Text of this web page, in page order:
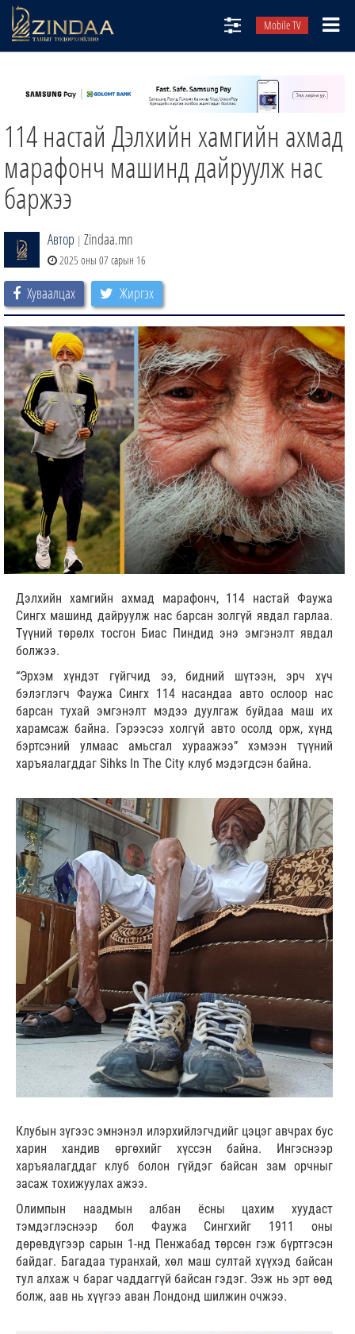
Mobile TV
ТВ8
ӨГЛӨӨНИЙ СОНИН
АУДИО ЗОХИОЛ
ЗИНДАА СЭТГҮҮЛ
114 настай Дэлхийн хамгийн ахмад
марафонч машинд дайруулж нас
баржээ
Автор | Zindaa.mn
2025 оны 07 сарын 16
Хуваалцах Жиргэх
Дэлхийн хамгийн ахмад марафонч, 114 настай Фаужа
Сингх машинд дайруулж нас барсан золгүй явдал гарлаа.
Түүний төрөлх тосгон Биас Пиндид энэ эмгэнэлт явдал
болжээ.
“Эрхэм хүндэт гүйгчид ээ, бидний шүтээн, эрч хүч
бэлэглэгч Фаужа Сингх 114 насандаа авто ослоор нас
барсан тухай эмгэнэлт мэдээ дуулгаж буйдаа маш их
харамсаж байна. Гэрээсээ холгүй авто осолд орж, хүнд
бэртсэний улмаас амьсгал хураажээ” хэмээн түүний
харъяалагддаг Sihks In The City клуб мэдэгдсэн байна.
Клубын зүгээс эмнэнэл илэрхийлэгчдийг цэцэг авчрах бус
харин хандив өргөхийг хүссэн байна. Ингэснээр
харъяалагддаг клуб болон гүйдэг байсан зам орчныг
засаж тохижуулах ажээ.
Олимпын наадмын албан ёсны цахим хуудаст
тэмдэглэснээр бол Фаужа Сингхийг 1911 оны
дөрөвдүгээр сарын 1-нд Пенжабад төрсөн гэж бүртгэсэн
байдаг. Багадаа туранхай, хөл маш султай хүүхэд байсан
тул алхаж ч бараг чаддаггүй байсан гэдэг. Ээж нь эрт өөд
болж, аав нь хүүгээ аван Лондонд шилжин очжээ.